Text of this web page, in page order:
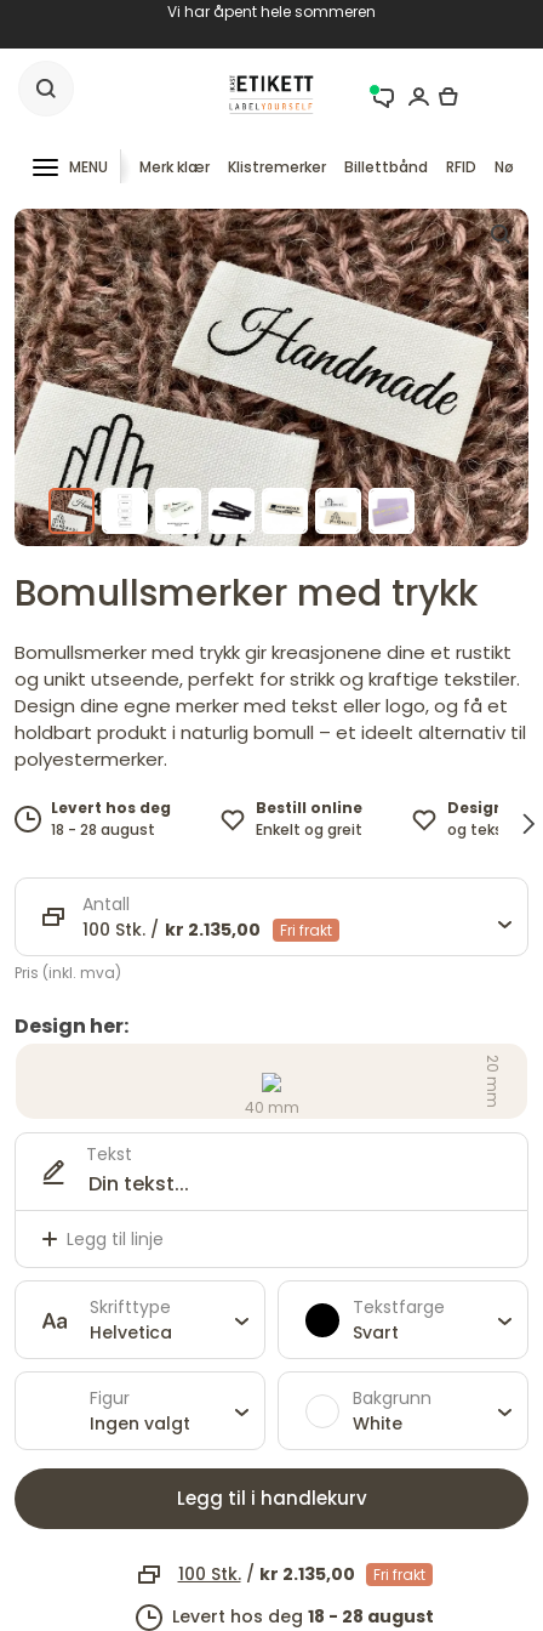
Vi har åpent hele sommeren
MENU Merk klær Klistremerker Billettbånd RFID
Bomullsmerker med trykk
Bomullsmerker med trykk gir kreasjonene dine et rustikt
og unikt utseende, perfekt for strikk og kraftige tekstiler.
Design dine egne merker med tekst eller logo, og få et
holdbart produkt i naturlig bomull – et ideelt alternativ til
polyestermerker.
Levert hos deg
18 - 28 august
Bestill online
Enkelt og greit
Design
og tekst
Antall
100 Stk. / kr 2.135,00 Fri frakt
Pris (inkl. mva)
Design her:
20 mm
40 mm
Tekst
Legg til linje
Skrifttype
Helvetica
Tekstfarge
Svart
Figur
Ingen valgt
Bakgrunn
White
Legg til i handlekurv
100 Stk./ kr 2.135,00 Fri frakt
Levert hos deg 18 - 28 august